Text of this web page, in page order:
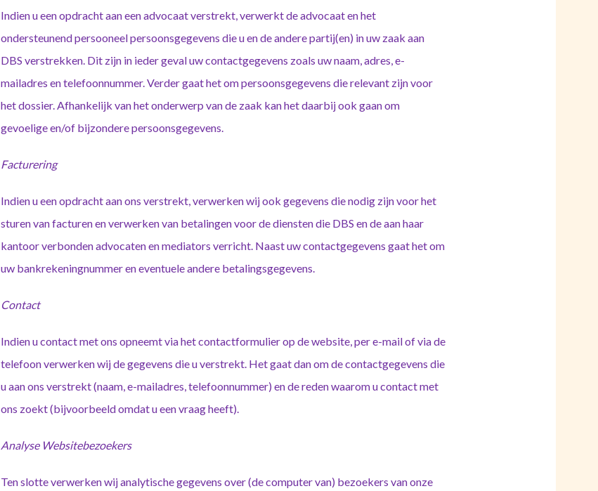
Indien u een opdracht aan een advocaat verstrekt, verwerkt de advocaat en het
ondersteunend persooneel persoonsgegevens die u en de andere partij(en) in uw zaak aan
DBS verstrekken. Dit zijn in ieder geval uw contactgegevens zoals uw naam, adres, e-
mailadres en telefoonnummer. Verder gaat het om persoonsgegevens die relevant zijn voor
het dossier. Afhankelijk van het onderwerp van de zaak kan het daarbij ook gaan om
gevoelige en/of bijzondere persoonsgegevens.
Facturering
Indien u een opdracht aan ons verstrekt, verwerken wij ook gegevens die nodig zijn voor het
sturen van facturen en verwerken van betalingen voor de diensten die DBS en de aan haar
kantoor verbonden advocaten en mediators verricht. Naast uw contactgegevens gaat het om
uw bankrekeningnummer en eventuele andere betalingsgegevens.
Contact
Indien u contact met ons opneemt via het contactformulier op de website, per e-mail of via de
telefoon verwerken wij de gegevens die u verstrekt. Het gaat dan om de contactgegevens die
u aan ons verstrekt (naam, e-mailadres, telefoonnummer) en de reden waarom u contact met
ons zoekt (bijvoorbeeld omdat u een vraag heeft).
Analyse Websitebezoekers
Ten slotte verwerken wij analytische gegevens over (de computer van) bezoekers van onze